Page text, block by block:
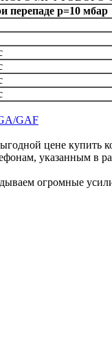
перепаде р=10 мбар
GAF
цене
указанным в
огромные